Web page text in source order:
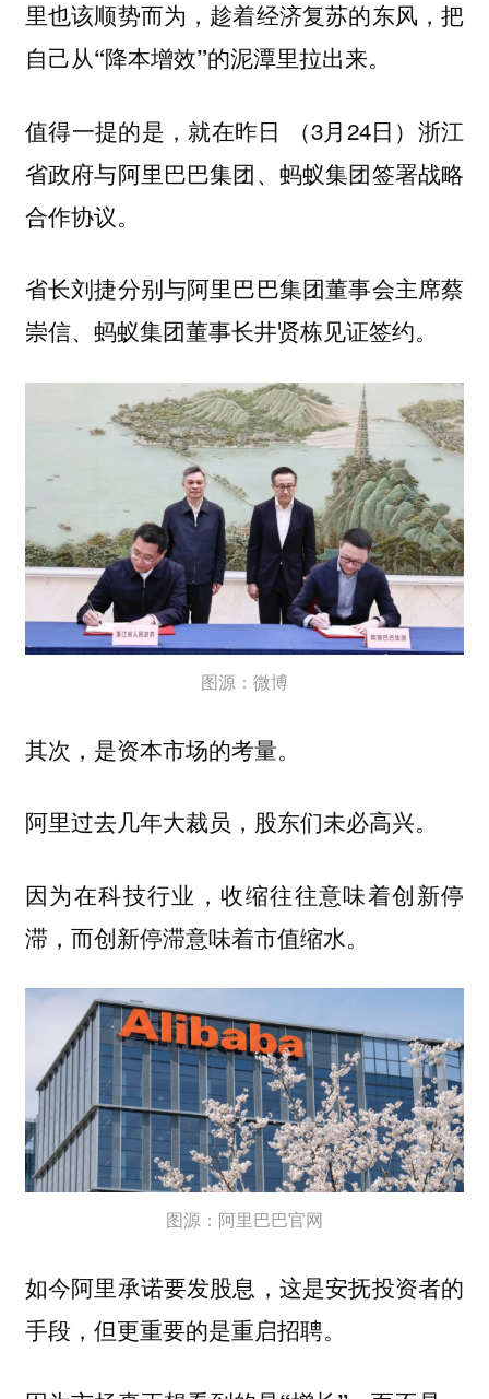
里也该顺势而为，趁着经济复苏的东风，把
自己从“降本增效”的泥潭里拉出来。
值得一提的是，就在昨日 （3月24日） 浙江
省政府与阿里巴巴集团、蚂蚁集团签署战略
合作协议。
省长刘捷分别与阿里巴巴集团董事会主席蔡
崇信、蚂蚁集团董事长井贤栋见证签约。
图源：微博
其次，是资本市场的考量。
阿里过去几年大裁员，股东们未必高兴。
因为在科技行业，收缩往往意味着创新停
滞，而创新停滞意味着市值缩水。
图源：阿里巴巴官网
如今阿里承诺要发股息，这是安抚投资者的
手段，但更重要的是重启招聘。